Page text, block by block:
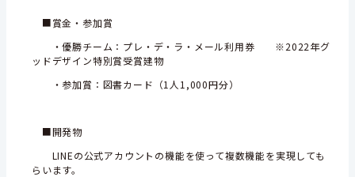
■賞金・参加賞
・優勝チーム：プレ・デ・ラ・メール利用券 ※2022年グ
ッドデザイン特別賞受賞建物
・参加賞：図書カード（1人1,000円分）
■開発物
LINEの公式アカウントの機能を使って複数機能を実現しても
らいます。